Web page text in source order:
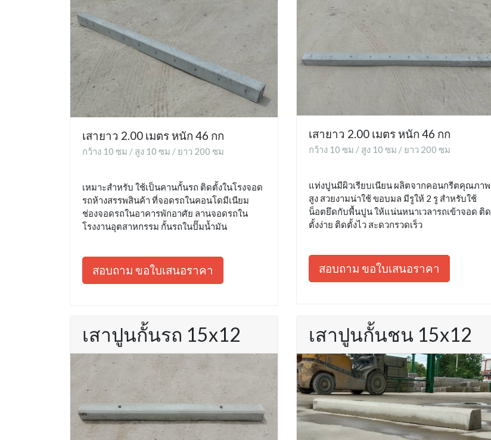
เสายาว 2.00 เมตร หนัก 46 กก
กว้าง 10 ซม / สูง 10 ซม / ยาว 200 ซม
เหมาะสำหรับ ใช้เป็นคานกั้นรถ ติดตั้งในโรงจอด
รถห้างสรรพสินค้า ที่จอดรถในคอนโดมีเนียม
ช่องจอดรถในอาคารพักอาศัย ลานจอดรถใน
โรงงานอุตสาหกรรม กั้นรถในปั๊มน้ำมัน
สอบถาม ขอใบเสนอราคา
เสายาว 2.00 เมตร หนัก 46 กก
กว้าง 10 ซม / สูง 10 ซม / ยาว 200 ซม
แท่งปูนมีผิวเรียบเนียน ผลิตจากคอนกรีตคุณภาพ
สูง สวยงามน่าใช้ ขอบมล มีรูให้ 2 รู สำหรับใช้
น็อตยึดกับพื้นปูน ให้แน่นหนาเวลารถเข้าจอด ติด
ตั้งง่าย ติดตั้งไว สะดวกรวดเร็ว
สอบถาม ขอใบเสนอราคา
เสาปูนกั้นรถ 15x12 เสาปูนกั้นชน 15x12